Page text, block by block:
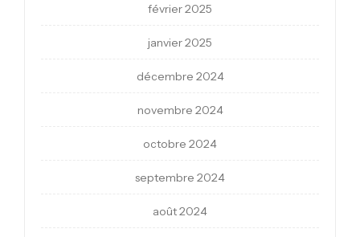
février 2025
janvier 2025
décembre 2024
novembre 2024
octobre 2024
septembre 2024
août 2024